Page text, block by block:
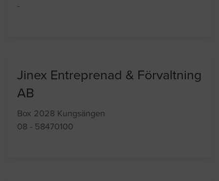
-
Jinex Entreprenad & Förvaltning
AB
Box 2028 Kungsängen
08 - 58470100